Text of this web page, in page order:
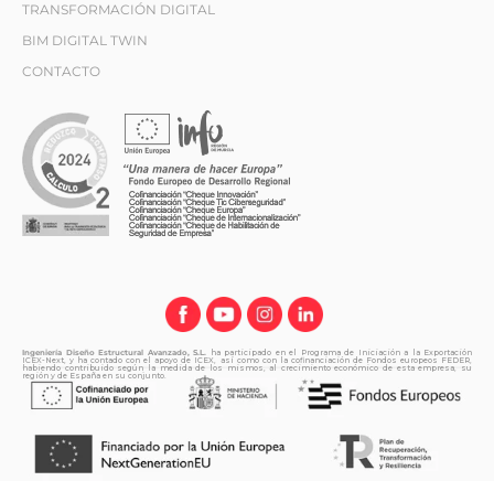
TRANSFORMACIÓN DIGITAL
BIM DIGITAL TWIN
CONTACTO
Ingeniería Diseño Estructural Avanzado, S.L. ha participado en el Programa de Iniciación a la Exportación
ICEX-Next, y ha contado con el apoyo de ICEX, así como con la cofinanciación de Fondos europeos FEDER,
habiendo contribuido según la medida de los mismos, al crecimiento económico de esta empresa, su
región y de España en su conjunto.